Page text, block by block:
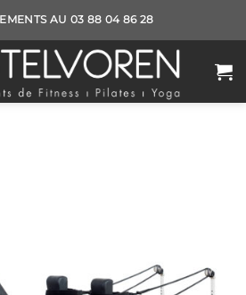
AU 03 88 04 86 28